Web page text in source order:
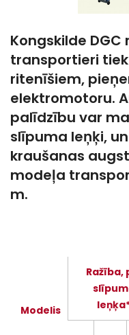
Kongskilde
transportieri
ritenīšiem,
elektromotoru.
palīdzību var
slīpuma leņķi,
kraušanas
modeļa
m.
Modelis
Ražība,